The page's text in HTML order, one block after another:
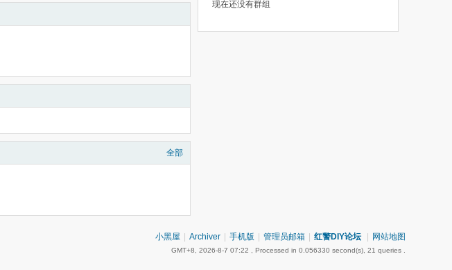
全部
现在还没有群组
小黑屋 Archiver 手机版 管理员邮箱 红警DIY论坛 网站地图
GMT+8, 2026-8-7 07:22 , Processed in 0.056330 second(s), 21 queries .